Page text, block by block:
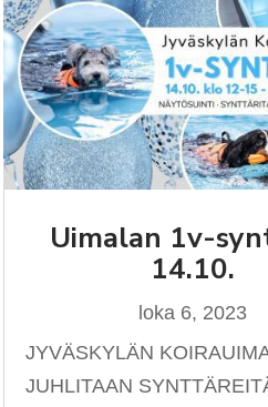
Uimalan 1v-
14.10.
loka 6, 2023
JYVÄSKYLÄN
JUHLITAAN